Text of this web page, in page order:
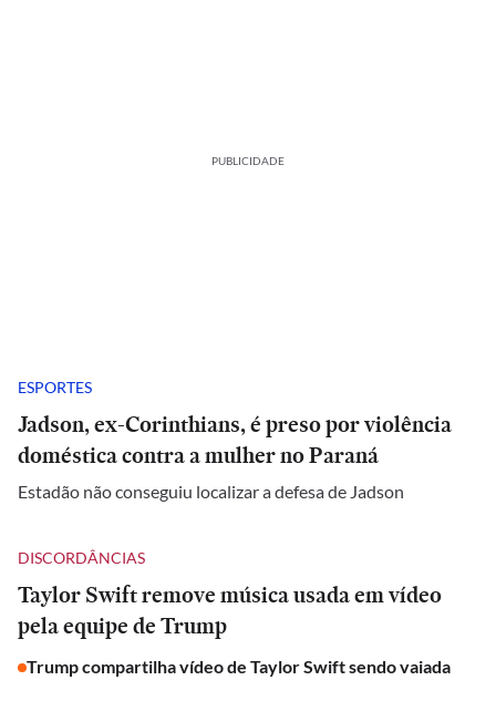
PUBLICIDADE
ESPORTES
Jadson, ex-Corinthians, é preso por violência
doméstica contra a mulher no Paraná
Estadão não conseguiu localizar a defesa de Jadson
DISCORDÂNCIAS
Taylor Swift remove música usada em vídeo
pela equipe de Trump
Trump compartilha vídeo de Taylor Swift sendo vaiada